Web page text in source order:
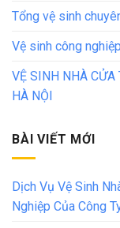
Tổng vệ sinh
Vệ sinh công
VỆ SINH NHÀ CỬA
HÀ NỘI
BÀI VIẾT MỚI
Dịch Vụ Vệ Sinh
Nghiệp Của Công